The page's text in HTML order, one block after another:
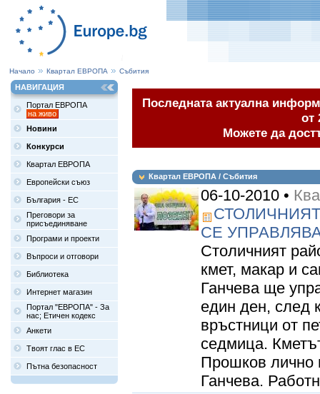
Начало Квартал ЕВРОПА Събития
НАВИГАЦИЯ
Портал ЕВРОПА
на живо
Новини
Конкурси
Квартал ЕВРОПА
Европейски съюз
България - ЕС
Преговори за
присъединяване
Програми и проекти
Въпроси и отговори
Библиотека
Интернет магазин
Портал "ЕВРОПА" - За
нас; Етичен кодекс
Анкети
Твоят глас в ЕС
Пътна безопасност
Последната актуална
от
Можете да
Квартал ЕВРОПА / Събития
06-10-2010 •
СЕ
Столичният
кмет, макар и
Ганчева ще
един ден, след
връстници от
седмица.
Прошков лично
Ганчева.